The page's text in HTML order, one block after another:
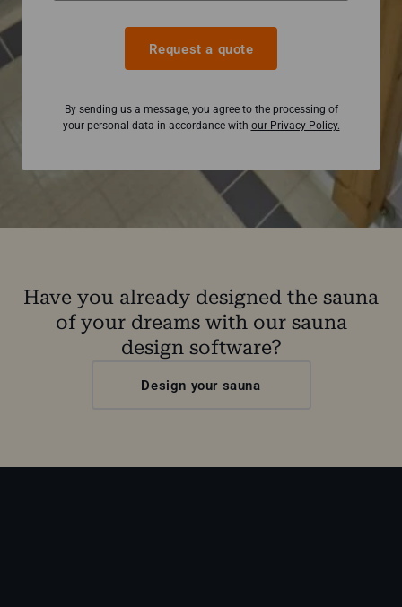
Request a quote
By sending us a message, you agree to the processing of
your personal data in accordance with our Privacy Policy.
Have you already designed the sauna
of your dreams with our sauna
design software?
Design your sauna